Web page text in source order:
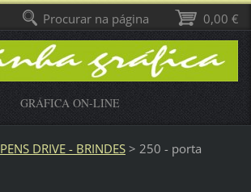
GRÁFICA ON-LINE
PENS DRIVE - BRINDES > 250 - porta
0,00 €
Procurar na página